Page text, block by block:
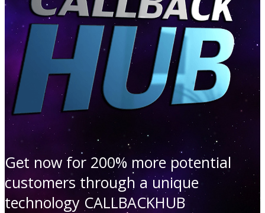
Get now for 200% more potential
customers through a unique
technology CALLBACKHUB